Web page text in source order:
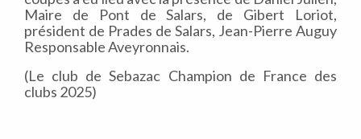
Maire de Pont de Salars, de Gibert Loriot,
président de Prades de Salars, Jean-Pierre Auguy
Responsable Aveyronnais.
(Le club de Sebazac Champion de France des
clubs 2025)